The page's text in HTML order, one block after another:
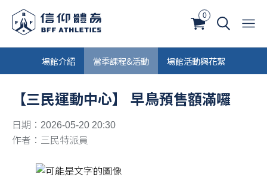
0
場館介紹 當季課程&活動 場館活動與花絮
【三民運動中心】 早鳥預售額滿囉
日期：2026-05-20 20:30
作者：三民特派員